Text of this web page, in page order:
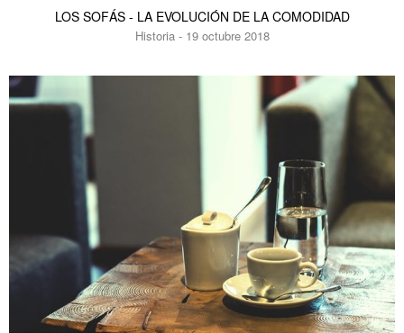
LOS SOFÁS - LA EVOLUCIÓN DE LA COMODIDAD
Historia - 19 octubre 2018